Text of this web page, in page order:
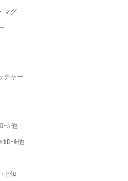
マグ
チャー
ｰﾙ他
ｾﾛｰﾙ他
ｾｲﾛ